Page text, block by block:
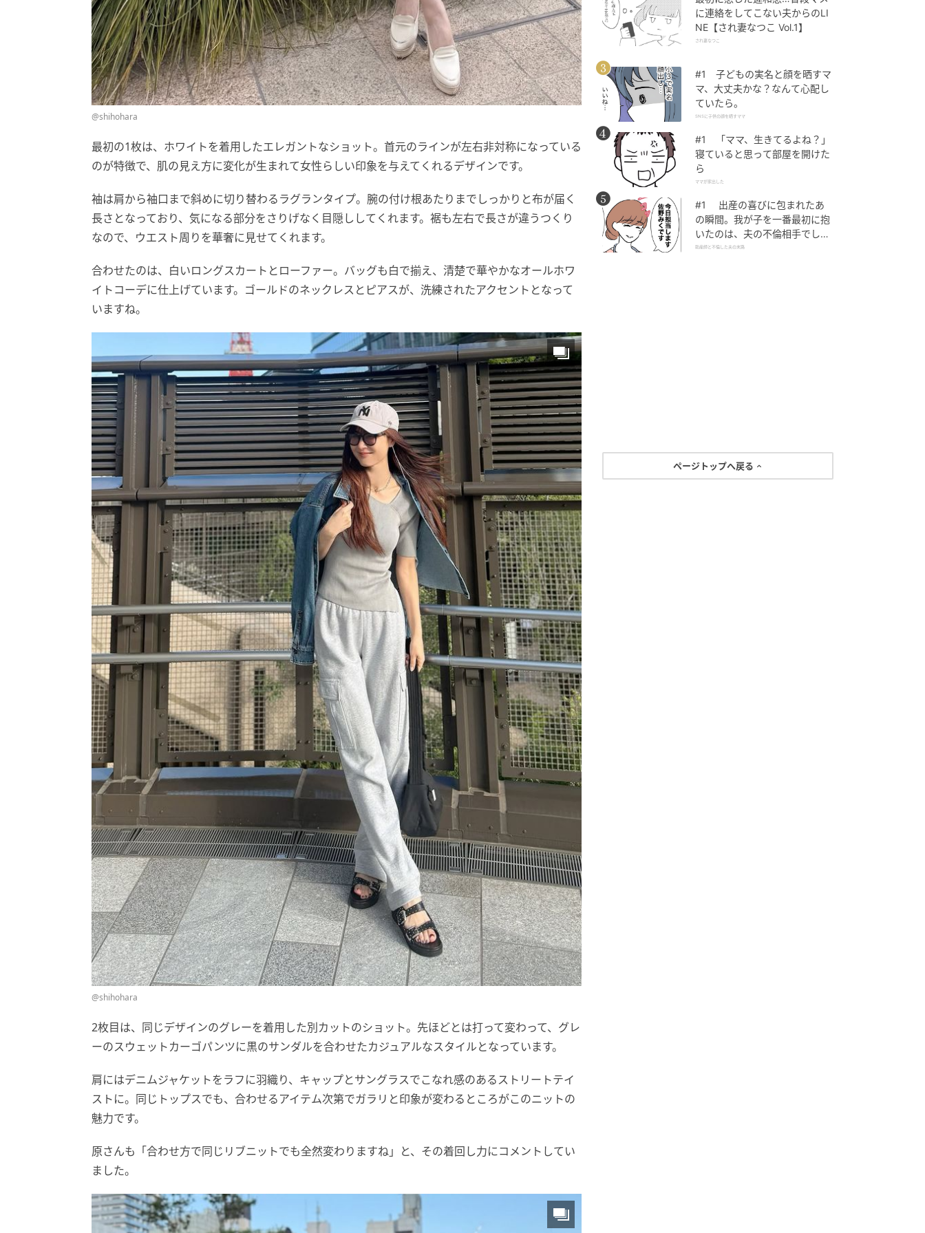
@shihohara
最初の1枚は、ホワイトを着用したエレガントなショット。首元のラインが左右非対称になっている
のが特徴で、肌の見え方に変化が生まれて女性らしい印象を与えてくれるデザインです。
袖は肩から袖口まで斜めに切り替わるラグランタイプ。腕の付け根あたりまでしっかりと布が届く
長さとなっており、気になる部分をさりげなく目隠ししてくれます。裾も左右で長さが違うつくり
なので、ウエスト周りを華奢に見せてくれます。
合わせたのは、白いロングスカートとローファー。バッグも白で揃え、清楚で華やかなオールホワ
イトコーデに仕上げています。ゴールドのネックレスとピアスが、洗練されたアクセントとなって
いますね。
@shihohara
2枚目は、同じデザインのグレーを着用した別カットのショット。先ほどとは打って変わって、グレ
ーのスウェットカーゴパンツに黒のサンダルを合わせたカジュアルなスタイルとなっています。
肩にはデニムジャケットをラフに羽織り、キャップとサングラスでこなれ感のあるストリートテイ
ストに。同じトップスでも、合わせるアイテム次第でガラリと印象が変わるところがこのニットの
魅力です。
原さんも「合わせ方で同じリブニットでも全然変わりますね」と、その着回し力にコメントしてい
ました。
に連絡をしてこない夫からのLI
NE【され妻なつこ Vol.1】
され妻なつこ
#1 子どもの実名と顔を晒すマ
マ、大丈夫かな？なんて心配し
ていたら。
SNSに子供の顔を晒すママ
#1 「ママ、生きてるよね？」
寝ていると思って部屋を開けた
ら
ママが家出した
#1 出産の喜びに包まれたあ
の瞬間。我が子を一番最初に抱
いたのは、夫の不倫相手でし
た。
助産師と不倫した夫の末路
ページトップへ戻る